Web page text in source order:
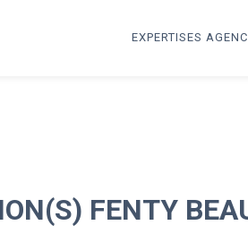
EXPERTISES
FENTY